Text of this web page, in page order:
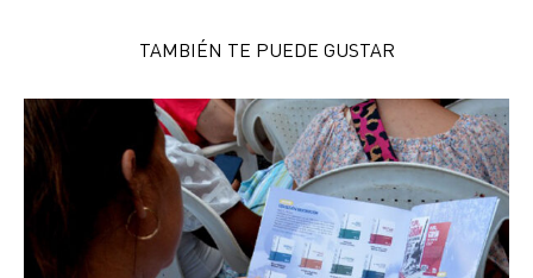
TAMBIÉN TE PUEDE GUSTAR